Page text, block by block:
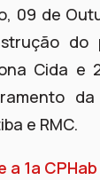
09 de
do
Cida
e RMC.
a 1a CPHab